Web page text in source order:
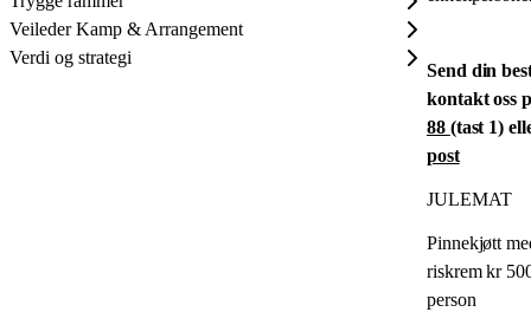
Veileder Kamp & Arrangement
Verdi og strategi
Send din
kontakt oss
88 (tast 1)
post
JULEMAT
Pinnekjøtt
riskrem kr
person